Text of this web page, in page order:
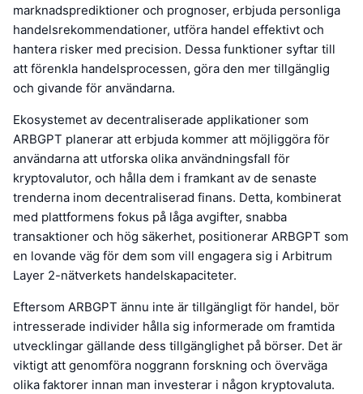
marknadsprediktioner och prognoser, erbjuda personliga
handelsrekommendationer, utföra handel effektivt och
hantera risker med precision. Dessa funktioner syftar till
att förenkla handelsprocessen, göra den mer tillgänglig
och givande för användarna.
Ekosystemet av decentraliserade applikationer som
ARBGPT planerar att erbjuda kommer att möjliggöra för
användarna att utforska olika användningsfall för
kryptovalutor, och hålla dem i framkant av de senaste
trenderna inom decentraliserad finans. Detta, kombinerat
med plattformens fokus på låga avgifter, snabba
transaktioner och hög säkerhet, positionerar ARBGPT som
en lovande väg för dem som vill engagera sig i Arbitrum
Layer 2-nätverkets handelskapaciteter.
Eftersom ARBGPT ännu inte är tillgängligt för handel, bör
intresserade individer hålla sig informerade om framtida
utvecklingar gällande dess tillgänglighet på börser. Det är
viktigt att genomföra noggrann forskning och överväga
olika faktorer innan man investerar i någon kryptovaluta.